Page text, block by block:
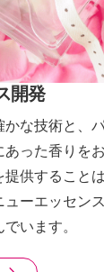
開発
かな技術と、
あった香りを
提供すること
ューエッセン
います。